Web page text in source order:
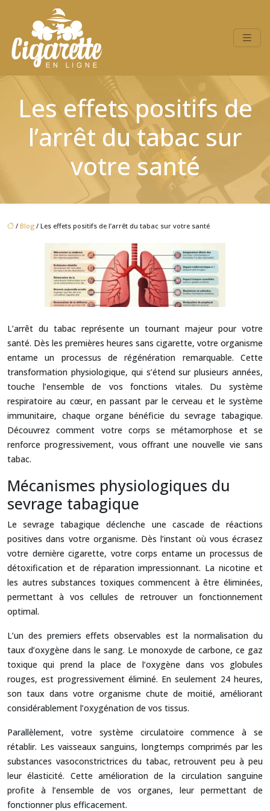
Les effets positifs de
l’arrêt du tabac sur
votre santé
/ Blog / Les effets positifs de l’arrêt du tabac sur votre santé
L’arrêt du tabac représente un tournant majeur pour votre
santé. Dès les premières heures sans cigarette, votre organisme
entame un processus de régénération remarquable. Cette
transformation physiologique, qui s’étend sur plusieurs années,
touche l’ensemble de vos fonctions vitales. Du système
respiratoire au cœur, en passant par le cerveau et le système
immunitaire, chaque organe bénéficie du sevrage tabagique.
Découvrez comment votre corps se métamorphose et se
renforce progressivement, vous offrant une nouvelle vie sans
tabac.
Mécanismes physiologiques du
sevrage tabagique
Le sevrage tabagique déclenche une cascade de réactions
positives dans votre organisme. Dès l’instant où vous écrasez
votre dernière cigarette, votre corps entame un processus de
détoxification et de réparation impressionnant. La nicotine et
les autres substances toxiques commencent à être éliminées,
permettant à vos cellules de retrouver un fonctionnement
optimal.
L’un des premiers effets observables est la normalisation du
taux d’oxygène dans le sang. Le monoxyde de carbone, ce gaz
toxique qui prend la place de l’oxygène dans vos globules
rouges, est progressivement éliminé. En seulement 24 heures,
son taux dans votre organisme chute de moitié, améliorant
considérablement l’oxygénation de vos tissus.
Parallèlement, votre système circulatoire commence à se
rétablir. Les vaisseaux sanguins, longtemps comprimés par les
substances vasoconstrictrices du tabac, retrouvent peu à peu
leur élasticité. Cette amélioration de la circulation sanguine
profite à l’ensemble de vos organes, leur permettant de
fonctionner plus efficacement.